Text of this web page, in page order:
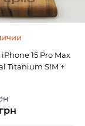
15 Pro Max
Titanium SIM +